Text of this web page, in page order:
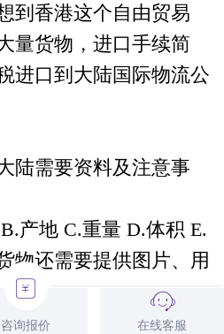
到香港这个自由贸易
量货物， 进口手续简
进口到大陆国际物流公
陆需要资料及注意事
产地 C.重量 D.体积 E.
物还需要提供图片、用
->香港->深圳/东莞->全
咨询报价 在线客服